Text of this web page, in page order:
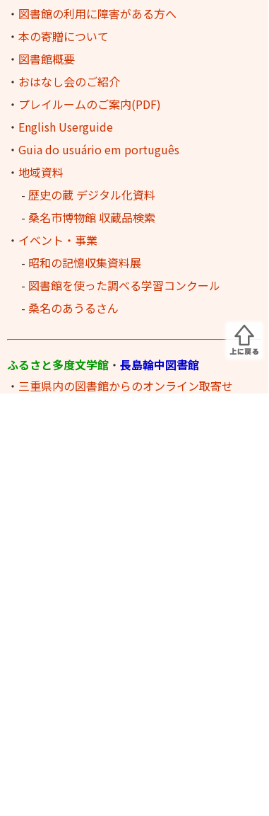
・ 図書館の利用に障害がある方へ
・ 本の寄贈について
・ 図書館概要
・ おはなし会のご紹介
・ プレイルームのご案内(PDF)
・ English Userguide
・ Guia do usuário em português
・ 地域資料
- 歴史の蔵 デジタル化資料
- 桑名市博物館 収蔵品検索
・ イベント・事業
- 昭和の記憶収集資料展
- 図書館を使った調べる学習コンクール
- 桑名のあうるさん
ふるさと多度文学館 ・ 長島輪中図書館
・ 三重県内の図書館からのオンライン取寄せ